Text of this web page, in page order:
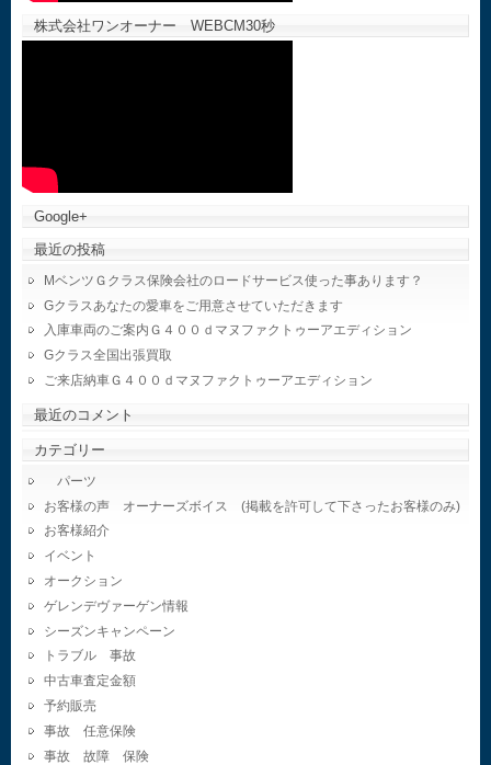
株式会社ワンオーナー WEBCM30秒
Google+
最近の投稿
MベンツＧクラス保険会社のロードサービス使った事あります？
Gクラスあなたの愛車をご用意させていただきます
入庫車両のご案内Ｇ４００ｄマヌファクトゥーアエディション
Gクラス全国出張買取
ご来店納車Ｇ４００ｄマヌファクトゥーアエディション
最近のコメント
カテゴリー
パーツ
お客様の声 オーナーズボイス (掲載を許可して下さったお客様のみ)
お客様紹介
イベント
オークション
ゲレンデヴァーゲン情報
シーズンキャンペーン
トラブル 事故
中古車査定金額
予約販売
事故 任意保険
事故 故障 保険